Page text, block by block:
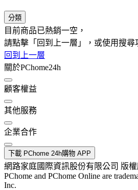
分類
目前商品已熱銷一空，
請點擊「回到上一層」，或使用搜尋
回到上一層
關於PChome24h
顧客權益
其他服務
企業合作
下載 PChome 24h購物 APP
網路家庭國際資訊股份有限公司 版
PChome and PChome Online are
Inc.